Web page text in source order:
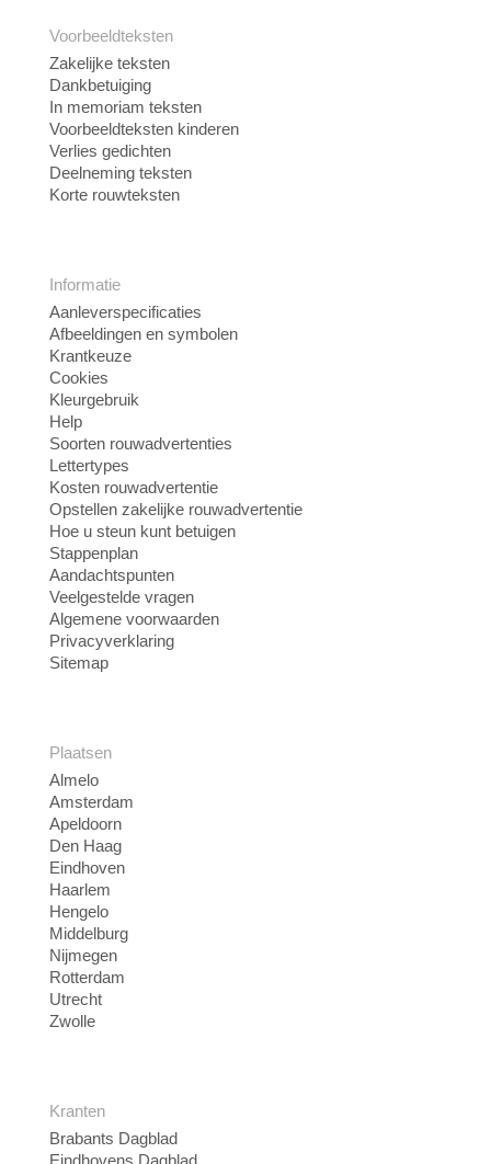
Voorbeeldteksten
Zakelijke teksten
Dankbetuiging
In memoriam teksten
Voorbeeldteksten kinderen
Verlies gedichten
Deelneming teksten
Korte rouwteksten
Informatie
Aanleverspecificaties
Afbeeldingen en symbolen
Krantkeuze
Cookies
Kleurgebruik
Help
Soorten rouwadvertenties
Lettertypes
Kosten rouwadvertentie
Opstellen zakelijke rouwadvertentie
Hoe u steun kunt betuigen
Stappenplan
Aandachtspunten
Veelgestelde vragen
Algemene voorwaarden
Privacyverklaring
Sitemap
Plaatsen
Almelo
Amsterdam
Apeldoorn
Den Haag
Eindhoven
Haarlem
Hengelo
Middelburg
Nijmegen
Rotterdam
Utrecht
Zwolle
Kranten
Brabants Dagblad
Eindhovens Dagblad